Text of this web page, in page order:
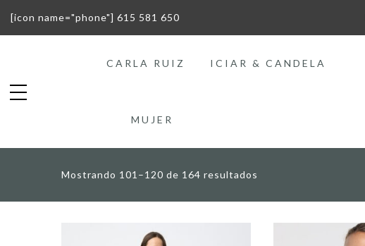
[icon name="phone"] 615 581 650
CARLA RUIZ ICIAR & CANDELA
MUJER
Mostrando 101–120 de 164 resultados